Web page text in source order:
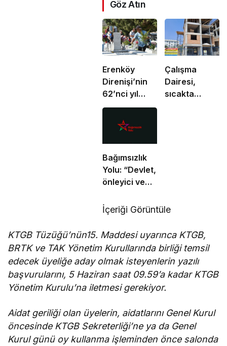
Göz Atın
Erenköy
Direnişi’nin
62’nci yıl
dönümünde
şehitler
törenle anıldı
Çalışma
Dairesi,
sıcakta
Bağımsızlık
Yolu: “Devlet,
önleyici ve
sorumluluklarını
yerine
getirmeli”
İçeriği Görüntüle
KTGB Tüzüğü’nün15. Maddesi uyarınca KTGB,
BRTK ve TAK Yönetim Kurullarında birliği temsil
edecek üyeliğe aday olmak isteyenlerin yazılı
başvurularını, 5 Haziran saat 09.59’a kadar KTGB
Yönetim Kurulu’na iletmesi gerekiyor.
Aidat geriliği olan üyelerin, aidatlarını Genel Kurul
öncesinde KTGB Sekreterliği’ne ya da Genel
Kurul günü oy kullanma işleminden önce salonda